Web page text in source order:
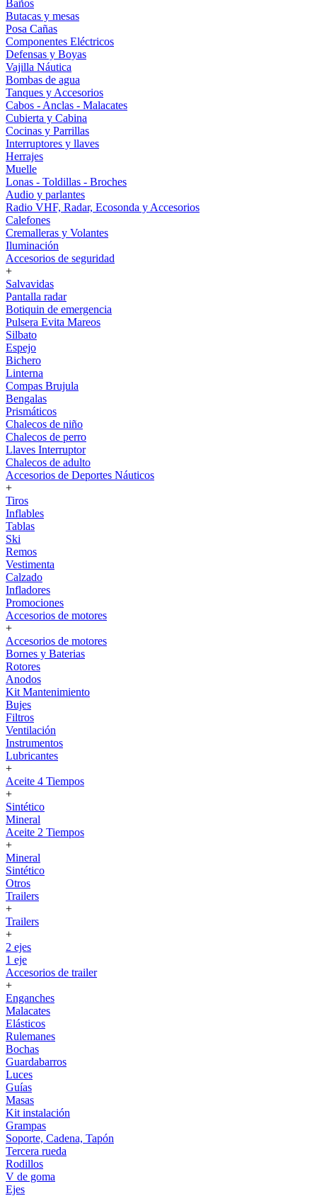
Baños
Butacas y mesas
Posa Cañas
Componentes Eléctricos
Defensas y Boyas
Vajilla Náutica
Bombas de agua
Tanques y Accesorios
Cabos - Anclas - Malacates
Cubierta y Cabina
Cocinas y Parrillas
Interruptores y llaves
Herrajes
Muelle
Lonas - Toldillas - Broches
Audio y parlantes
Radio VHF, Radar, Ecosonda y Accesorios
Calefones
Cremalleras y Volantes
Iluminación
Accesorios de seguridad
+
Salvavidas
Pantalla radar
Botiquin de emergencia
Pulsera Evita Mareos
Silbato
Espejo
Bichero
Linterna
Compas Brujula
Bengalas
Prismáticos
Chalecos de niño
Chalecos de perro
Llaves Interruptor
Chalecos de adulto
Accesorios de Deportes Náuticos
+
Tiros
Inflables
Tablas
Ski
Remos
Vestimenta
Calzado
Infladores
Promociones
Accesorios de motores
+
Accesorios de motores
Bornes y Baterias
Rotores
Anodos
Kit Mantenimiento
Bujes
Filtros
Ventilación
Instrumentos
Lubricantes
+
Aceite 4 Tiempos
+
Sintético
Mineral
Aceite 2 Tiempos
+
Mineral
Sintético
Otros
Trailers
+
Trailers
+
2 ejes
1 eje
Accesorios de trailer
+
Enganches
Malacates
Elásticos
Rulemanes
Bochas
Guardabarros
Luces
Guías
Masas
Kit instalación
Grampas
Soporte, Cadena, Tapón
Tercera rueda
Rodillos
V de goma
Ejes